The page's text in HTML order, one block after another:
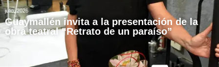
julio, 2026
Guaymallén invita a la presentación de la
obra teatral “Retrato de un paraíso”